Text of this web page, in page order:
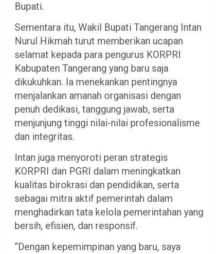
Bupati.
Sementara itu, Wakil Bupati Tangerang Intan
Nurul Hikmah turut memberikan ucapan
selamat kepada para pengurus KORPRI
Kabupaten Tangerang yang baru saja
dikukuhkan. Ia menekankan pentingnya
menjalankan amanah organisasi dengan
penuh dedikasi, tanggung jawab, serta
menjunjung tinggi nilai-nilai profesionalisme
dan integritas.
Intan juga menyoroti peran strategis
KORPRI dan PGRI dalam meningkatkan
kualitas birokrasi dan pendidikan, serta
sebagai mitra aktif pemerintah dalam
menghadirkan tata kelola pemerintahan yang
bersih, efisien, dan responsif.
“Dengan kepemimpinan yang baru, saya